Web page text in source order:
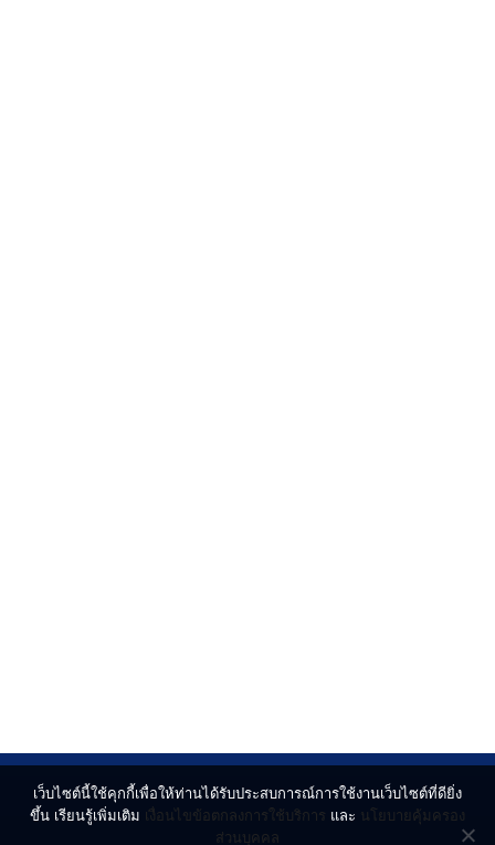
เว็บไซต์นี้ใช้คุกกี้เพื่อให้ท่านได้รับประสบการณ์การใช้งานเว็บไซต์ที่ดียิ่ง
ขึ้น เรียนรู้เพิ่มเติม เงื่อนไขข้อตกลงการใช้บริการ และ นโยบายคุ้มครอง
ส่วนบุคคล